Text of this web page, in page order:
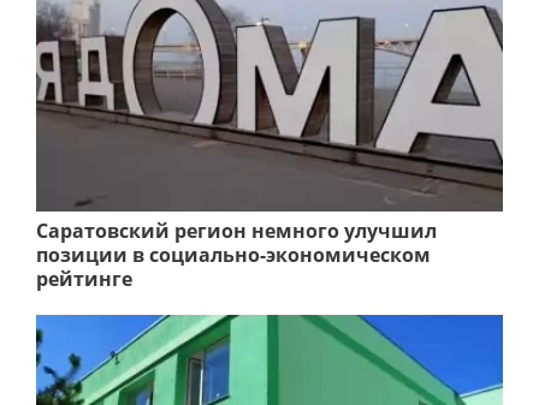
Саратовский регион немного улучшил
позиции в социально-экономическом
рейтинге